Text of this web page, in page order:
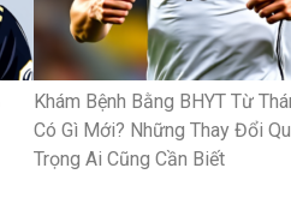
Khám Bệnh Bằng BHYT Từ
Có Gì Mới? Những Thay Đổi
Trọng Ai Cũng Cần Biết